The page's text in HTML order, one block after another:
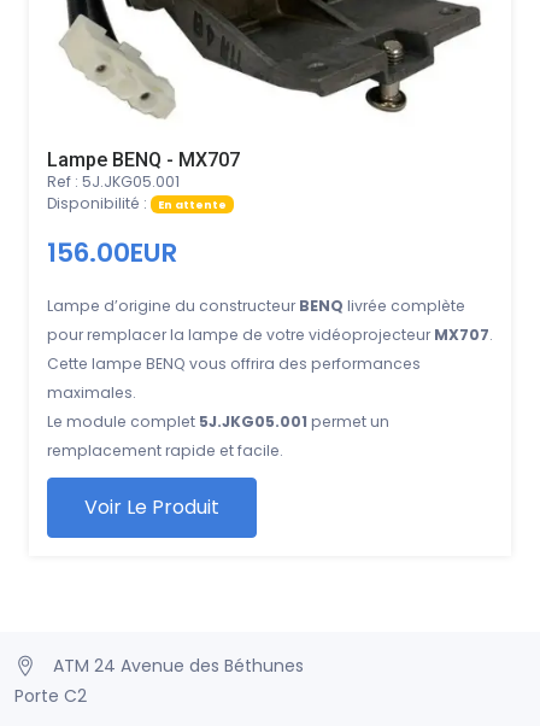
Lampe BENQ - MX707
Ref : 5J.JKG05.001
Disponibilité :
En attente
156.00EUR
Lampe d’origine du constructeur BENQ livrée complète
pour remplacer la lampe de votre vidéoprojecteur MX707.
Cette lampe BENQ vous offrira des performances
maximales.
Le module complet 5J.JKG05.001 permet un
remplacement rapide et facile.
Voir Le Produit
ATM 24 Avenue des Béthunes
Porte C2